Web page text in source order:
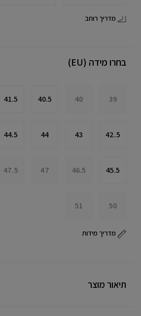
מדריך רוחב
בחרו מידה (EU)
39
40
40.5
41.5
42.5
43
44
44.5
45.5
46.5
47
47.5
50
51
מדריך מידות
תיאור מוצר